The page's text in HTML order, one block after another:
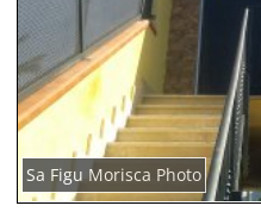
Sa Figu Morisca Photo